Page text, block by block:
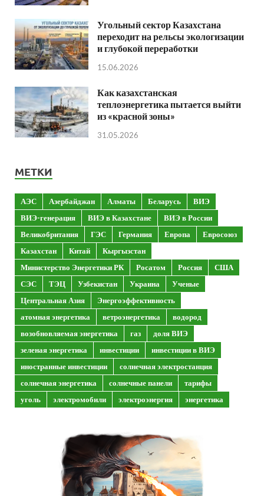
Угольный сектор Казахстана
переходит на рельсы экологизации
и глубокой переработки
15.06.2026
Как казахстанская
теплоэнергетика пытается выйти
из «красной зоны»
31.05.2026
МЕТКИ
АЭС Азербайджан Алматы Беларусь
ВИЭ
ВИЭ-генерация
ВИЭ в Казахстане
ВИЭ в России
Великобритания
ГЭС Германия Европа
Евросоюз
Казахстан
Китай
Кыргызстан
Министерство Энергетики РК
Росатом Россия
США
СЭС
ТЭЦ Узбекистан Украина
Ученые
Центральная Азия
Энергоэффективность
атомная энергетика
ветроэнергетика
водород
возобновляемая энергетика
газ
доля ВИЭ
зеленая энергетика
инвестиции
инвестиции в ВИЭ
иностранные инвестиции
солнечная электростанция
солнечная энергетика
солнечные панели
тарифы
уголь
электромобили электроэнергия энергетика